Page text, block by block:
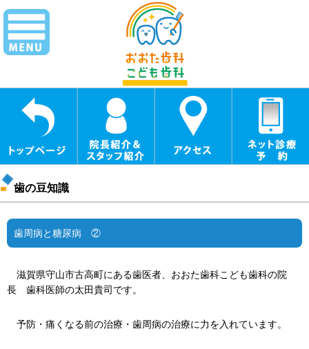
歯の豆知識
歯周病と糖尿病 ②
滋賀県守山市古高町にある歯医者、おおた歯科こども歯科の院
長 歯科医師の太田貴司です。
予防・痛くなる前の治療・歯周病の治療に力を入れています。